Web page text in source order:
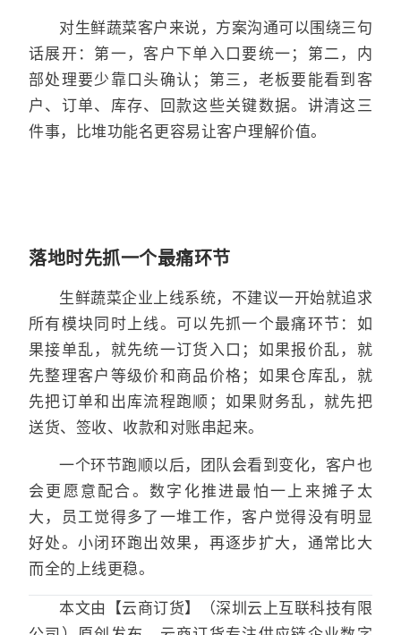
对生鲜蔬菜客户来说，方案沟通可以围绕三句
话展开：第一，客户下单入口要统一；第二，内
部处理要少靠口头确认；第三，老板要能看到客
户、订单、库存、回款这些关键数据。讲清这三
件事，比堆功能名更容易让客户理解价值。
落地时先抓一个最痛环节
生鲜蔬菜企业上线系统，不建议一开始就追求
所有模块同时上线。可以先抓一个最痛环节：如
果接单乱，就先统一订货入口；如果报价乱，就
先整理客户等级价和商品价格；如果仓库乱，就
先把订单和出库流程跑顺；如果财务乱，就先把
送货、签收、收款和对账串起来。
一个环节跑顺以后，团队会看到变化，客户也
会更愿意配合。数字化推进最怕一上来摊子太
大，员工觉得多了一堆工作，客户觉得没有明显
好处。小闭环跑出效果，再逐步扩大，通常比大
而全的上线更稳。
本文由【云商订货】（深圳云上互联科技有限